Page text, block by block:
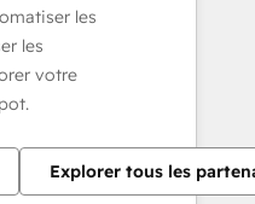
les
les
votre
Explorer tous les